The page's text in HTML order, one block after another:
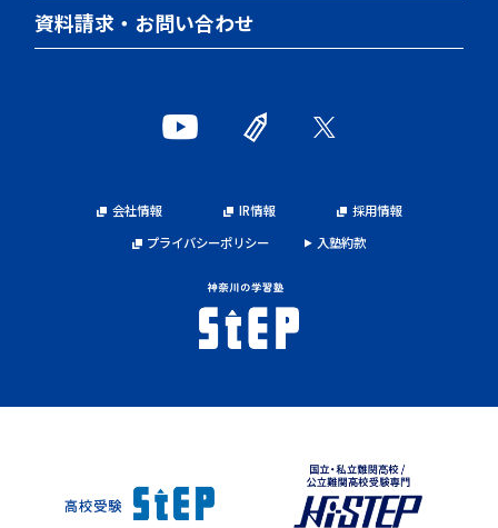
資料請求・お問い合わせ
会社情報 IR情報
採用情報
プライバシーポリシー
入塾約款